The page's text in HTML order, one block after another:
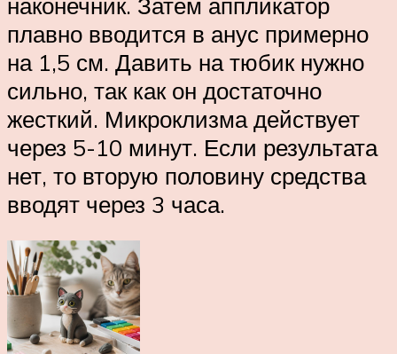
плавно вводится в анус примерно
на 1,5 см. Давить на тюбик нужно
сильно, так как он достаточно
жесткий. Микроклизма действует
через 5-10 минут. Если результата
нет, то вторую половину средства
вводят через 3 часа.